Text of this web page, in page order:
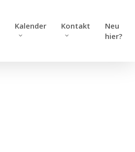
Kalender Kontakt
Neu
hier?